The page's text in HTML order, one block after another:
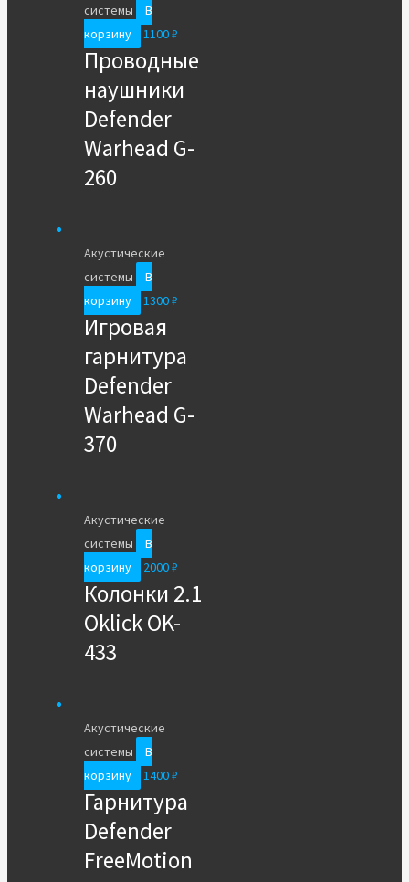
системы
В
корзину
1100₽
Проводные
наушники
Defender
Warhead G-
260
Акустические
системы
В
корзину
1300₽
Игровая
гарнитура
Defender
Warhead G-
370
Акустические
системы
В
корзину
2000₽
Колонки 2.1
Oklick OK-
433
Акустические
системы
В
корзину
1400₽
Гарнитура
Defender
FreeMotion